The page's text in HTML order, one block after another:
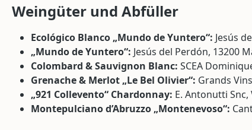
Weingüter und Abfüller
Ecológico Blanco „Mundo de Yuntero“: Jesús
„Mundo de Yuntero“: Jesús del Perdón, 13200
Colombard & Sauvignon Blanc: SCEA
Grenache & Merlot „Le Bel Olivier“: Grands
„921 Collevento“ Chardonnay: E. Antonutti Snc,
Montepulciano d’Abruzzo „Montenevoso“: